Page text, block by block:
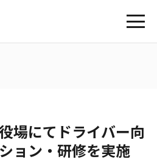
場にてドライバー向
ョン・研修を実施